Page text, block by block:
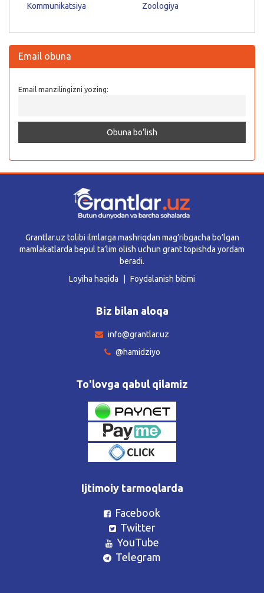
Kommunikatsiya
Zoologiya
Email obuna
Email manzilingizni yozing:
Grantlar.uz tolibi ilmlarga mashriqdan mag’ribgacha bo’lgan
mamlakatlarda bepul ta’lim olish uchun grant topishda yordam
beradi.
Loyiha haqida
Foydalanish bitimi
Biz bilan aloqa
info@grantlar.uz
@hamidziyo
To'lovga qabul qilamiz
Ijtimoiy tarmoqlarda
Facebook
Twitter
YouTube
Telegram